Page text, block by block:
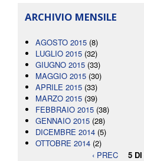
ARCHIVIO MENSILE
AGOSTO 2015 (8)
LUGLIO 2015 (32)
GIUGNO 2015 (33)
MAGGIO 2015 (30)
APRILE 2015 (33)
MARZO 2015 (39)
FEBBRAIO 2015 (38)
GENNAIO 2015 (28)
DICEMBRE 2014 (5)
OTTOBRE 2014 (2)
‹ PREC
5 DI